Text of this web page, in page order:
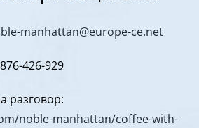
manhattan@europe-ce.net
426-929
разговор:
noble-manhattan/coffee-with-